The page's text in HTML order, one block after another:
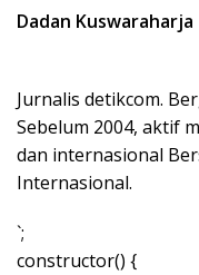
Dadan Kuswaraharja
Jurnalis detikcom.
Sebelum 2004, aktif
dan internasional
Internasional.
`;
constructor() {